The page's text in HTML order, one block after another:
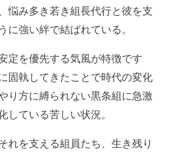
悩み多き若き組長代行と彼を支
に強い絆で結ばれている。
定を優先する気風が特徴です
固執してきたことで時代の変化
り方に縛られない黒条組に急激
している苦しい状況。
れを支える組員たち、生き残り